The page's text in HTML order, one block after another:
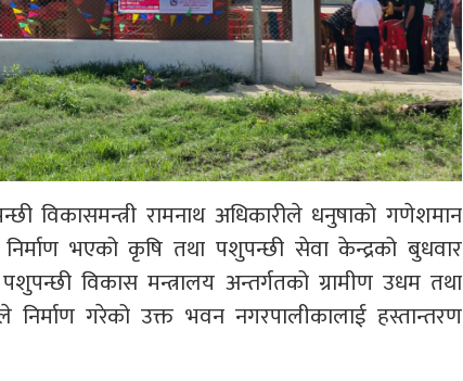
विकासमन्त्री रामनाथ अधिकारीले धनुषाको गणेशमान
निर्माण भएको कृषि तथा पशुपन्छी सेवा केन्द्रको बुधवार
विकास मन्त्रालय अन्तर्गतको ग्रामीण उधम तथा
गरेको उक्त भवन नगरपालीकालाई हस्तान्तरण